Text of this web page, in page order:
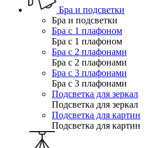
Бра и подсветки
Бра и подсветки
Бра с 1 плафоном
Бра с 1 плафоном
Бра с 2 плафонами
Бра с 2 плафонами
Бра с 3 плафонами
Бра с 3 плафонами
Подсветка для зеркал
Подсветка для зеркал
Подсветка для картин
Подсветка для картин